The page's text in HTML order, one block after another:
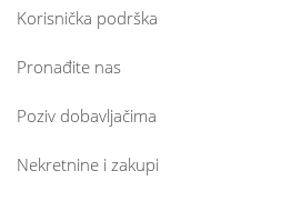
Korisnička podrška
Pronađite nas
Poziv dobavljačima
Nekretnine i zakupi